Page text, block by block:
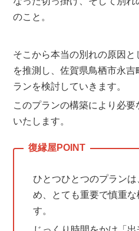
のこと。
そこから本当の別れの原因
を推測し、佐賀県鳥栖市永
ランを検討していきます。
このプランの構築により必
いたします。
ひとつひとつのプラン
め、とても重要で慎重
す。